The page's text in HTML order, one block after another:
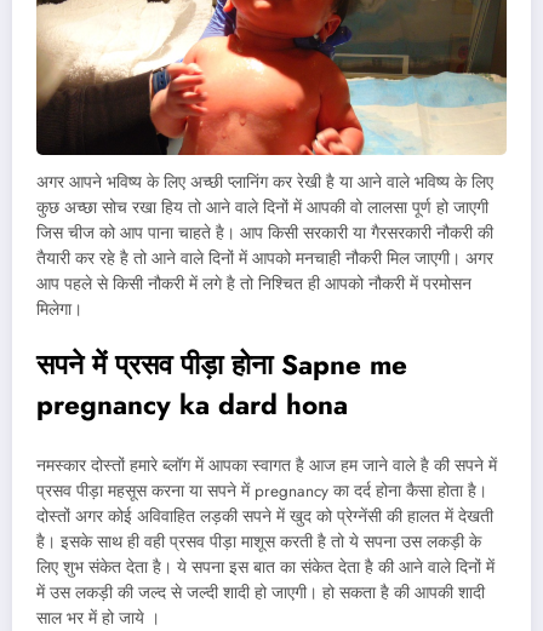
अगर आपने भविष्य के लिए अच्छी प्लानिंग कर रेखी है या आने वाले भविष्य के लिए
कुछ अच्छा सोच रखा हिय तो आने वाले दिनों में आपकी वो लालसा पूर्ण हो जाएगी
जिस चीज को आप पाना चाहते है। आप किसी सरकारी या गैरसरकारी नौकरी की
तैयारी कर रहे है तो आने वाले दिनों में आपको मनचाही नौकरी मिल जाएगी। अगर
आप पहले से किसी नौकरी में लगे है तो निश्चित ही आपको नौकरी में परमोसन
मिलेगा।
सपने में प्रसव पीड़ा होना Sapne me
pregnancy ka dard hona
नमस्कार दोस्तों हमारे ब्लॉग में आपका स्वागत है आज हम जाने वाले है की सपने में
प्रसव पीड़ा महसूस करना या सपने में pregnancy का दर्द होना कैसा होता है।
दोस्तों अगर कोई अविवाहित लड़की सपने में खुद को प्रेग्नेंसी की हालत में देखती
है। इसके साथ ही वही प्रसव पीड़ा माशूस करती है तो ये सपना उस लकड़ी के
लिए शुभ संकेत देता है। ये सपना इस बात का संकेत देता है की आने वाले दिनों में
में उस लकड़ी की जल्द से जल्दी शादी हो जाएगी। हो सकता है की आपकी शादी
साल भर में हो जाये ।